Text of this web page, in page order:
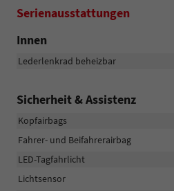
Serienausstattungen
Innen
Lederlenkrad beheizbar
Sicherheit & Assistenz
Kopfairbags
Fahrer- und Beifahrerairbag
LED-Tagfahrlicht
Lichtsensor